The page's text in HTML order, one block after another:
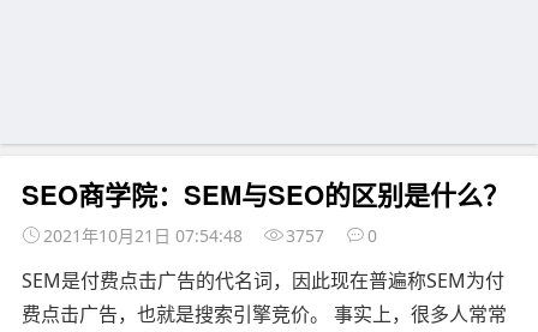
SEO商学院：SEM与SEO的区别是什么？
2021年10月21日 07:54:48 3757 0
SEM是付费点击广告的代名词，因此现在普遍称SEM为付
费点击广告，也就是搜索引擎竞价。 事实上，很多人常常